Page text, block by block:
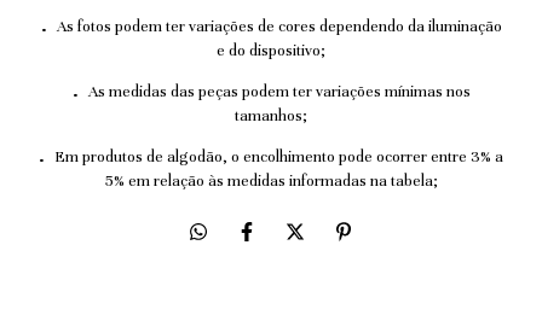
. As fotos podem ter variações de cores dependendo da iluminação
e do dispositivo;
. As medidas das peças podem ter variações mínimas nos
tamanhos;
.
Em produtos de algodão, o encolhimento pode ocorrer entre 3% a
5% em relação às medidas informadas na tabela;